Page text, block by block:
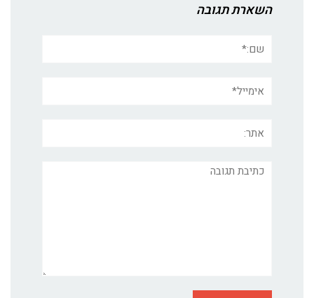
השארת תגובה
תגובה